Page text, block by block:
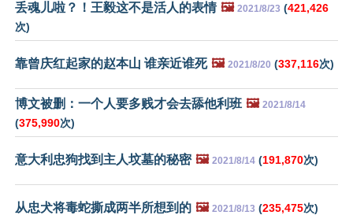
丢魂儿啦？！王毅这不是活人的表情 🖼️ 2021/8/23 (421,426
次)
靠曾庆红起家的赵本山 谁亲近谁死 🖼️ 2021/8/20 (337,116次)
博文被删：一个人要多贱才会去舔他利班 🖼️ 2021/8/14
(375,990次)
意大利忠狗找到主人坟墓的秘密 🖼️ 2021/8/14 (191,870次)
从忠犬将毒蛇撕成两半所想到的 🖼️ 2021/8/13 (235,475次)